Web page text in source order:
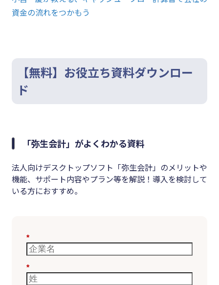
資金の流れをつかもう
【無料】お役立ち資料ダウンロー
ド
「弥生会計」がよくわかる資料
法人向けデスクトップソフト「弥生会計」のメリットや
機能、サポート内容やプラン等を解説！導入を検討して
いる方におすすめ。
*
*